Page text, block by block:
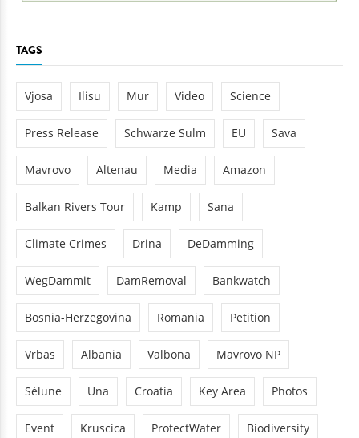
TAGS
Vjosa Ilisu Mur Video Science
Press Release Schwarze Sulm EU Sava
Mavrovo Altenau Media Amazon
Balkan Rivers Tour Kamp Sana
Climate Crimes Drina DeDamming
WegDammit DamRemoval Bankwatch
Bosnia-Herzegovina Romania Petition
Vrbas Albania Valbona Mavrovo NP
Sélune Una Croatia Key Area Photos
Event Kruscica ProtectWater Biodiversity